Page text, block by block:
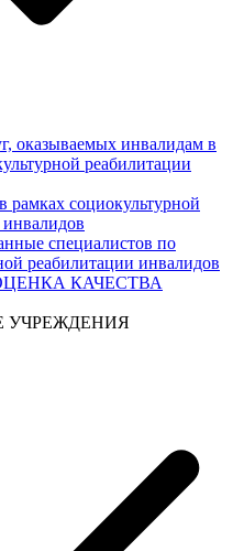
оказываемых инвалидам в
реабилитации
рамках социокультурной
специалистов по
реабилитации инвалидов
КАЧЕСТВА
УЧРЕЖДЕНИЯ